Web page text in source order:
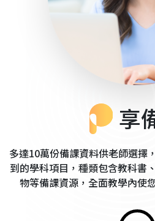
享
多達10萬份備課資料供老師選擇
到的學科項目，種類包含教科書
物等備課資源，全面教學內使